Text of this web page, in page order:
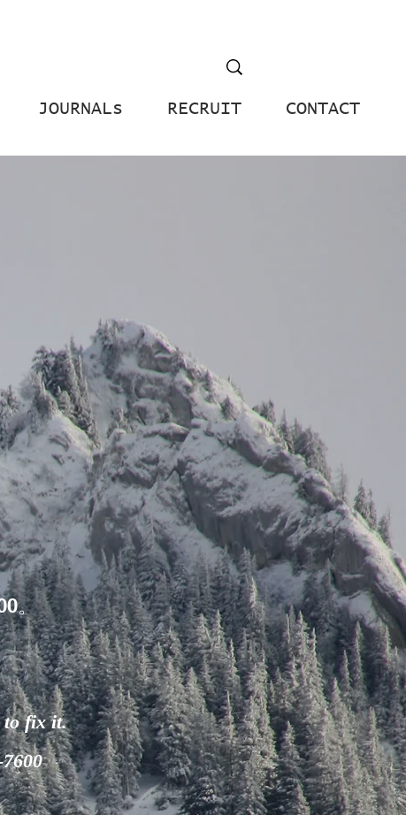
JOURNALs RECRUIT CONTACT
。
to fix it.